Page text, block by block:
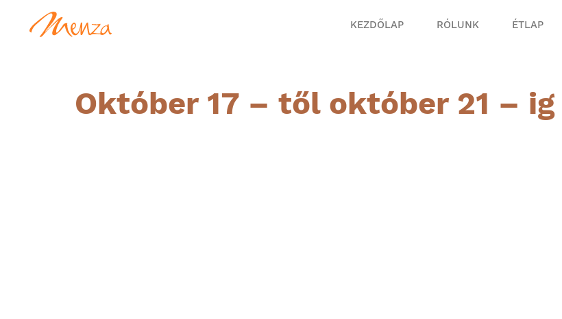
KEZDŐLAP RÓLUNK ÉTLAP
Október 17 – től október 21 – ig